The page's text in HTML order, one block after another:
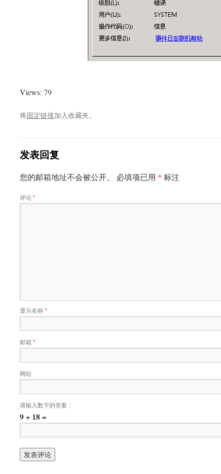
Views: 79
将固定链接加入收藏夹。
发表回复
您的邮箱地址不会被公开。 必填项已用 * 标注
评论*
显示名称*
邮箱 *
网站
请输入数字的答案：
9 + 18 =